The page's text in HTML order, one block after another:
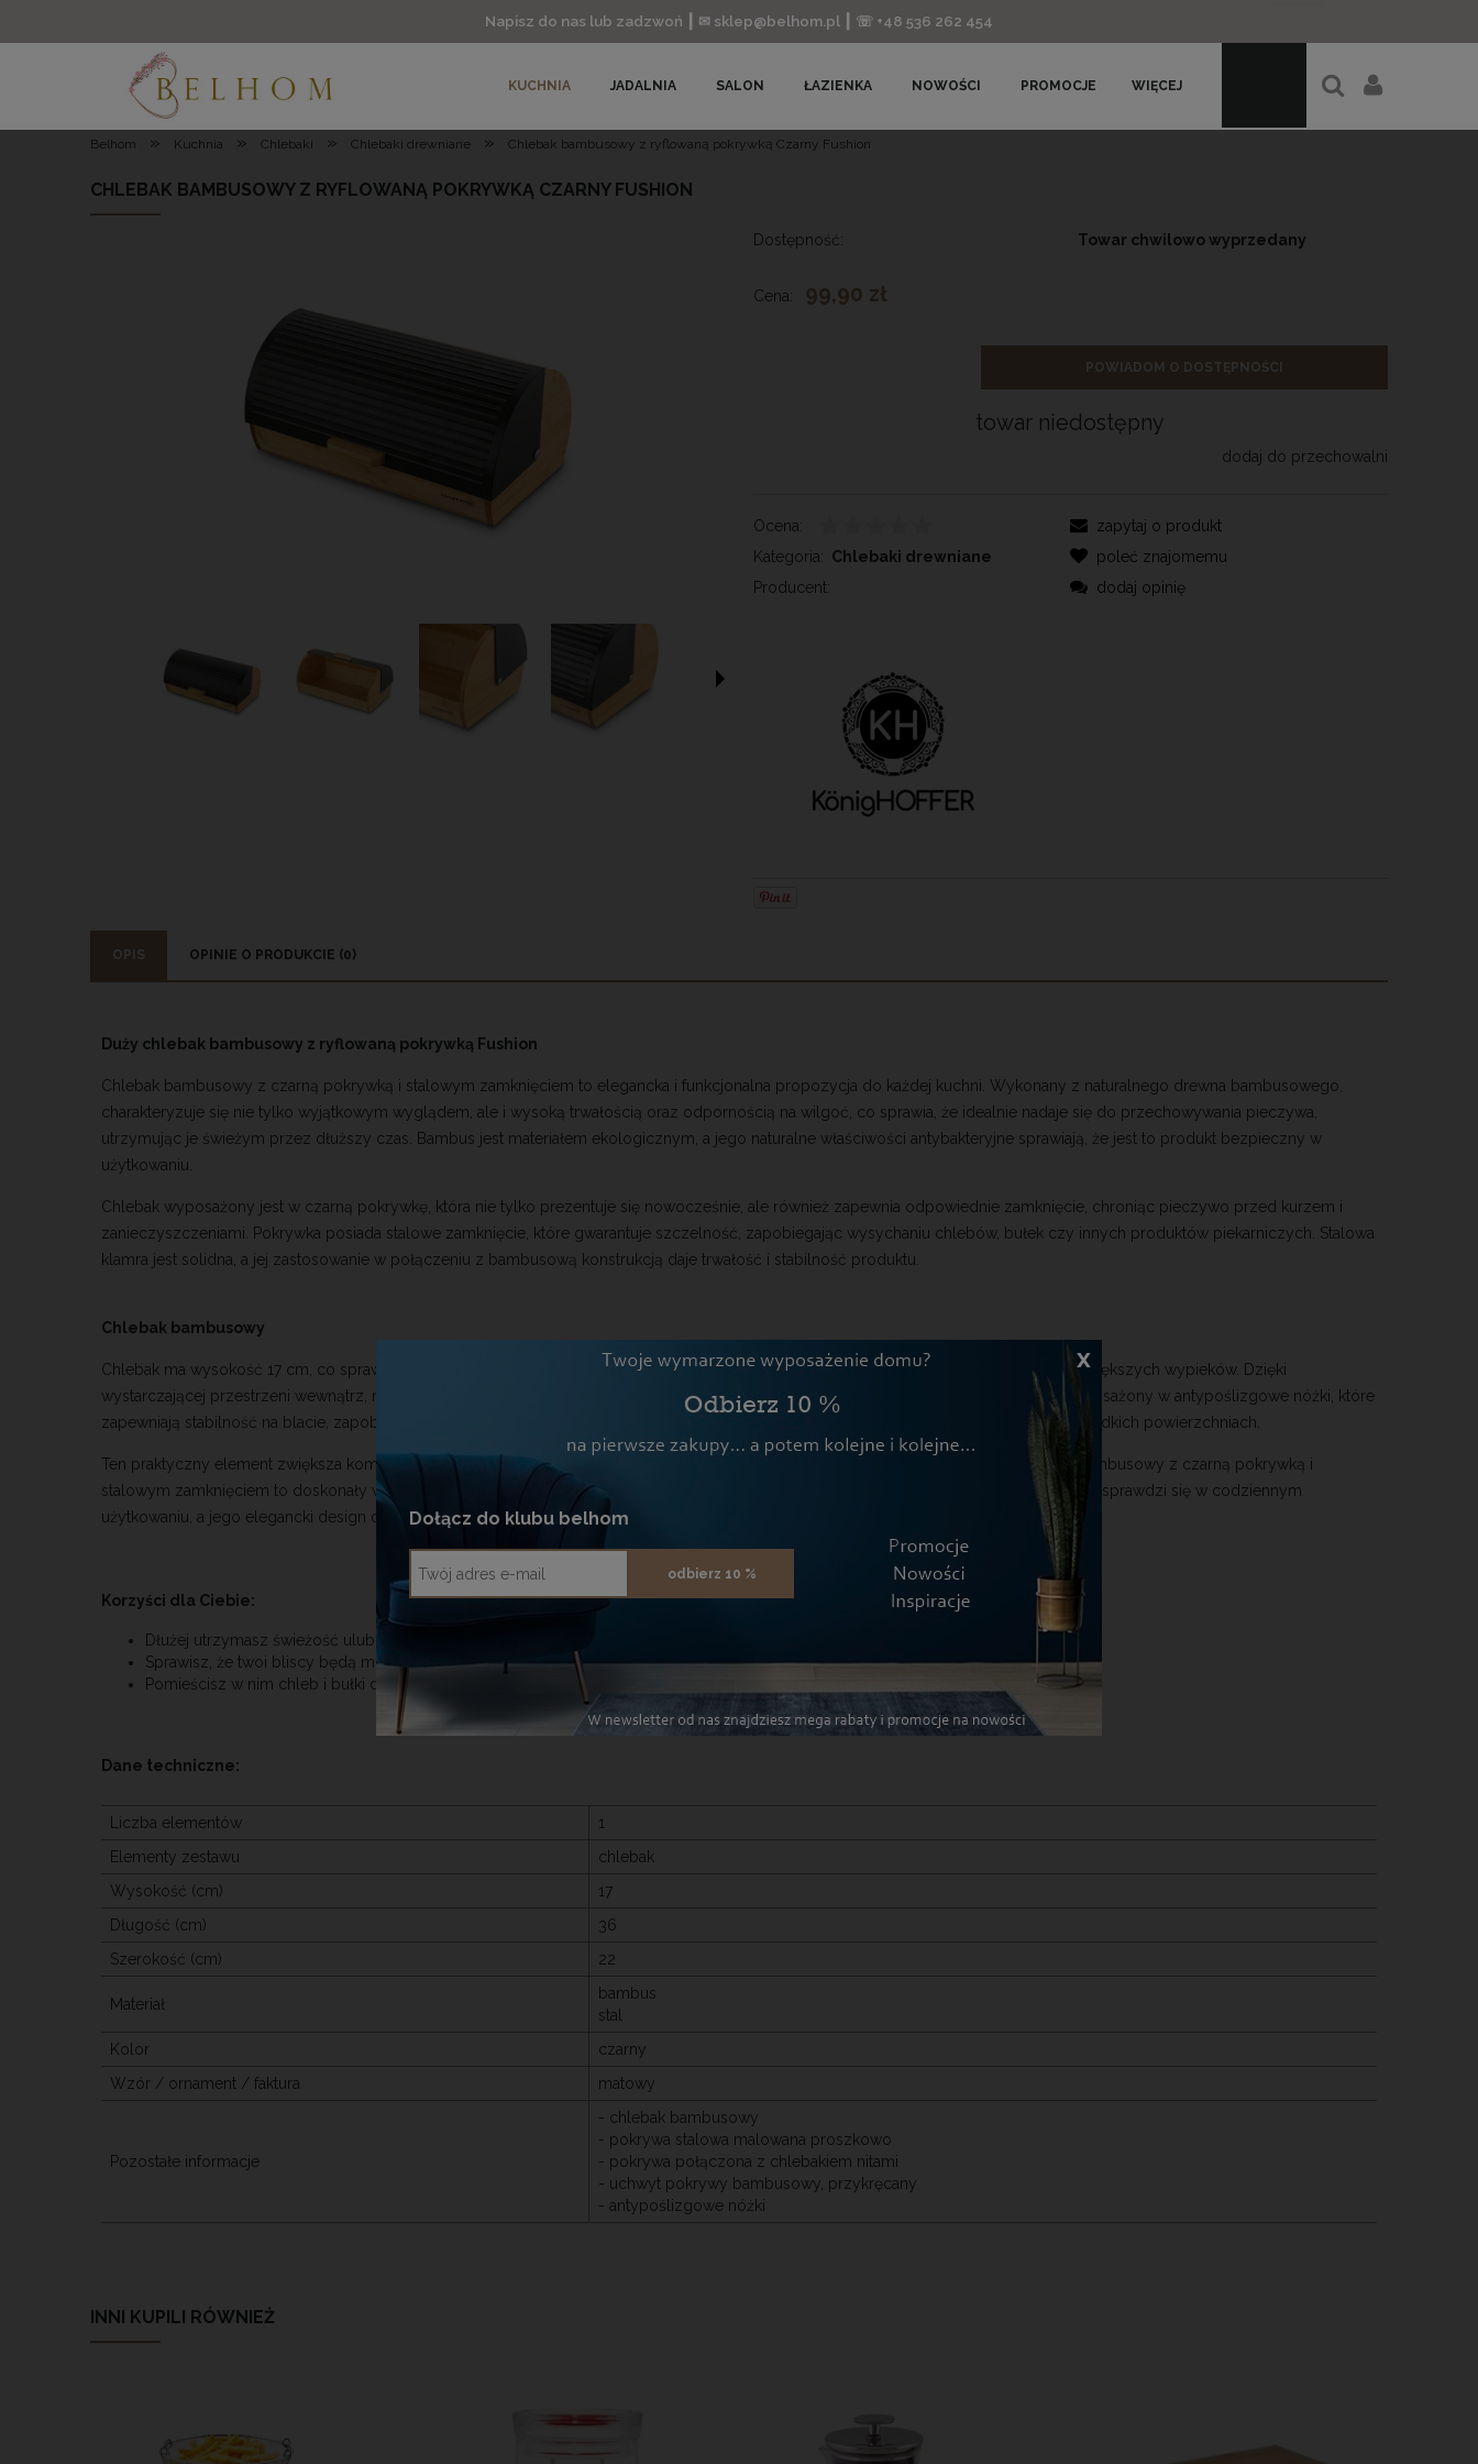
Napisz do nas lub zadzwoń ┃ ✉ sklep@belhom.pl ┃ ☏ +48 536 262 454
KUCHNIA JADALNIA SALON ŁAZIENKA NOWOŚCI PROMOCJE WIĘCEJ
Belhom » Kuchnia » Chlebaki » Chlebaki drewniane » Chlebak bambusowy z ryflowaną pokrywką Czarny Fushion
CHLEBAK BAMBUSOWY Z RYFLOWANĄ POKRYWKĄ CZARNY FUSHION
Dostępność: Towar chwilowo wyprzedany
Cena: 99,90 zł
POWIADOM O DOSTĘPNOŚCI
towar niedostępny
dodaj do przechowalni
Ocena:
Kategoria: Chlebaki drewniane
Producent:
zapytaj o produkt
poleć znajomemu
dodaj opinię
OPIS OPINIE O PRODUKCIE (0)
Duży chlebak bambusowy z ryflowaną pokrywką Fushion
Chlebak bambusowy z czarną pokrywką i stalowym zamknięciem to elegancka i funkcjonalna propozycja do każdej kuchni. Wykonany z naturalnego drewna bambusowego,
charakteryzuje się nie tylko wyjątkowym wyglądem, ale i wysoką trwałością oraz odpornością na wilgoć, co sprawia, że idealnie nadaje się do przechowywania pieczywa,
utrzymując je świeżym przez dłuższy czas. Bambus jest materiałem ekologicznym, a jego naturalne właściwości antybakteryjne sprawiają, że jest to produkt bezpieczny w
użytkowaniu.
Chlebak wyposażony jest w czarną pokrywkę, która nie tylko prezentuje się nowocześnie, ale również zapewnia odpowiednie zamknięcie, chroniąc pieczywo przed kurzem i
zanieczyszczeniami. Pokrywka posiada stalowe zamknięcie, które gwarantuje szczelność, zapobiegając wysychaniu chlebów, bułek czy innych produktów piekarniczych. Stalowa
klamra jest solidna, a jej zastosowanie w połączeniu z bambusową konstrukcją daje trwałość i stabilność produktu.
Chlebak bambusowy
Chlebak ma wysokość 17 cm, co sprawia, że jest odpowiedniej wielkości do przechowywania standardowych bochenków chleba, a także większych wypieków. Dzięki
wystarczającej przestrzeni wewnątrz, nie musisz się martwić o to, że pieczywo się zmiażdży czy zgniecie. Dodatkowo, chlebak został wyposażony w antypoślizgowe nóżki, które
zapewniają stabilność na blacie, zapobiegając przesuwaniu się po powierzchni. Dzięki nim chlebak stoi pewnie, nawet na wilgotnych lub gładkich powierzchniach.
Ten praktyczny element zwiększa komfort codziennego użytkowania, czyniąc chlebak bardziej funkcjonalnym. Podsumowując, chlebak bambusowy z czarną pokrywką i
stalowym zamknięciem to doskonały wybór do każdej kuchni, łączący estetykę, funkcjonalność i trwałość. Jest to produkt, który doskonale sprawdzi się w codziennym
użytkowaniu, a jego elegancki design doda uroku każdemu wnętrzu.
Korzyści dla Ciebie:
Dłużej utrzymasz świeżość ulubionego rodzaju pieczywa
Sprawisz, że twoi bliscy będą mieli łatwy dostęp do zawartości
Pomieścisz w nim chleb i bułki dla całej rodziny
Dane techniczne:
Liczba elementów
1
Elementy zestawu
chlebak
Wysokość (cm)
17
Długość (cm)
36
Szerokość (cm)
22
Materiał
bambus
stal
Kolor
czarny
Wzór / ornament / faktura
matowy
Pozostałe informacje
- chlebak bambusowy
- pokrywa stalowa malowana proszkowo
- pokrywa połączona z chlebakiem nitami
- uchwyt pokrywy bambusowy, przykręcany
- antypoślizgowe nóżki
INNI KUPILI RÓWNIEŻ
x
Dołącz do klubu belhom
odbierz 10 %